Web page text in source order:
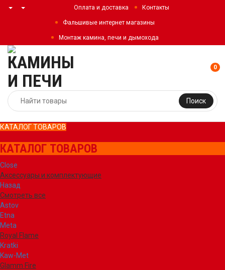
Оплата и доставка Контакты
Фальшивые интернет магазины
Монтаж камина, печи и дымохода
Поиск
0
КАТАЛОГ ТОВАРОВ
КАТАЛОГ ТОВАРОВ
Close
Аксессуары и комплектующие
Назад
Смотреть все
Astov
Etna
Meta
Royal Flame
Kratki
Kaw-Met
Glamm Fire